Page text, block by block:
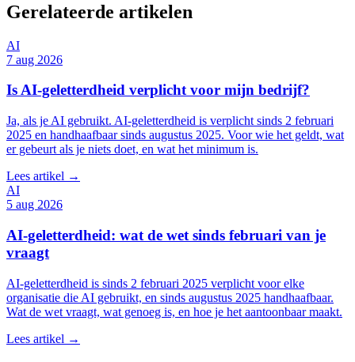
Gerelateerde artikelen
AI
7 aug 2026
Is AI-geletterdheid verplicht voor mijn bedrijf?
Ja, als je AI gebruikt. AI-geletterdheid is verplicht sinds 2 februari
2025 en handhaafbaar sinds augustus 2025. Voor wie het geldt, wat
er gebeurt als je niets doet, en wat het minimum is.
Lees artikel →
AI
5 aug 2026
AI-geletterdheid: wat de wet sinds februari van je
vraagt
AI-geletterdheid is sinds 2 februari 2025 verplicht voor elke
organisatie die AI gebruikt, en sinds augustus 2025 handhaafbaar.
Wat de wet vraagt, wat genoeg is, en hoe je het aantoonbaar maakt.
Lees artikel →